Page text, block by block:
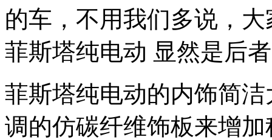
的车，不用我们多说，
菲斯塔纯电动 显然是后
菲斯塔纯电动的内饰简
调的仿碳纤维饰板来增